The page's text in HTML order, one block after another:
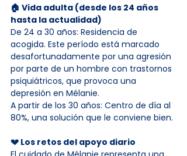
🏠 Vida adulta (desde los 24 años
hasta la actualidad)
De 24 a 30 años: Residencia de
acogida. Este período está marcado
desafortunadamente por una agresión
por parte de un hombre con trastornos
psiquiátricos, que provoca una
depresión en Mélanie.
A partir de los 30 años: Centro de día al
80%, una solución que le conviene bien.
💔 Los retos del apoyo diario